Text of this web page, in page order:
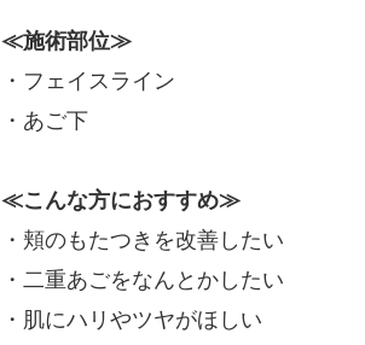
≪施術部位≫
・フェイスライン
・あご下
≪こんな方におすすめ≫
・頬のもたつきを改善したい
・二重あごをなんとかしたい
・肌にハリやツヤがほしい